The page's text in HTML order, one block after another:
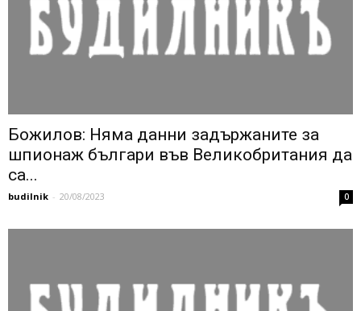
Божилов: Няма данни задържаните за
шпионаж българи във Великобритания да
са...
budilnik - 20/08/2023 0